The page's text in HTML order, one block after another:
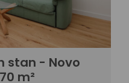
stan - Novo
m²